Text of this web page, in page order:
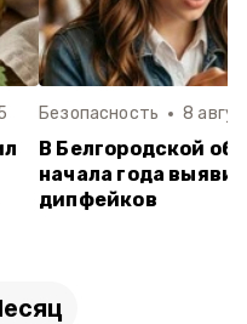
Безопасность 8
В Белгородской
начала года
дипфейков